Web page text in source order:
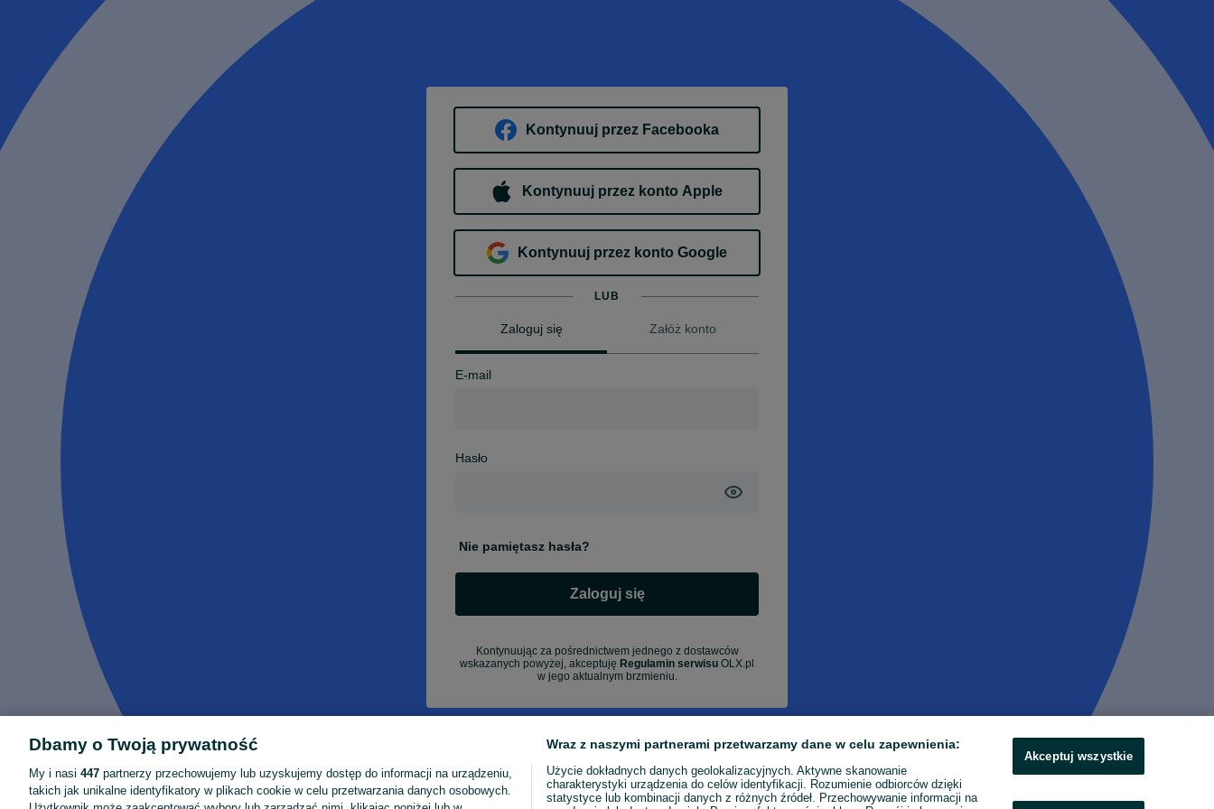
Kontynuuj przez Facebooka
Kontynuuj przez konto Apple
Kontynuuj przez konto Google
LUB
Zaloguj się Załóż konto
E-mail
Hasło
Nie pamiętasz hasła?
Zaloguj się
Kontynuując za pośrednictwem jednego z dostawców
wskazanych powyżej, akceptuję Regulamin serwisu OLX.pl
w jego aktualnym brzmieniu.
Dbamy o Twoją prywatność
My i nasi 447 partnerzy przechowujemy lub uzyskujemy dostęp do informacji na urządzeniu,
takich jak unikalne identyfikatory w plikach cookie w celu przetwarzania danych osobowych.
Wraz z naszymi partnerami przetwarzamy dane w celu zapewnienia:
Użycie dokładnych danych geolokalizacyjnych. Aktywne skanowanie
charakterystyki urządzenia do celów identyfikacji. Rozumienie odbiorców dzięki
statystyce lub kombinacji danych z różnych źródeł. Przechowywanie informacji na
Akceptuj wszystkie